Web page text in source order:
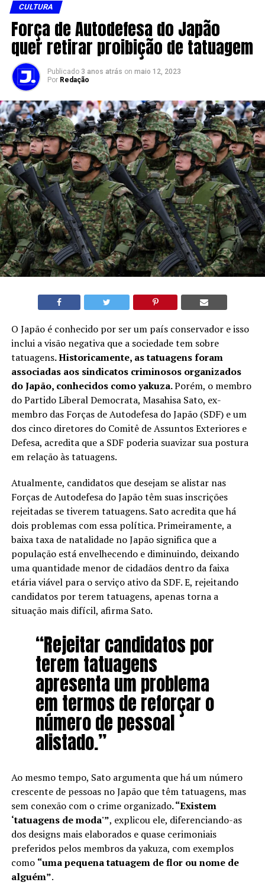
CULTURA
Força de Autodefesa do Japão
quer retirar proibição de tatuagem
Publicado 3 anos atrás on maio 12, 2023
Por Redação
O Japão é conhecido por ser um país conservador e isso
inclui a visão negativa que a sociedade tem sobre
tatuagens. Historicamente, as tatuagens foram
associadas aos sindicatos criminosos organizados
do Japão, conhecidos como yakuza.Porém, o membro
do Partido Liberal Democrata, Masahisa Sato, ex-
membro das Forças de Autodefesa do Japão (SDF) e um
dos cinco diretores do Comitê de Assuntos Exteriores e
Defesa, acredita que a SDF poderia suavizar sua postura
em relação às tatuagens.
Atualmente, candidatos que desejam se alistar nas
Forças de Autodefesa do Japão têm suas inscrições
rejeitadas se tiverem tatuagens. Sato acredita que há
dois problemas com essa política. Primeiramente, a
baixa taxa de natalidade no Japão significa que a
população está envelhecendo e diminuindo, deixando
uma quantidade menor de cidadãos dentro da faixa
etária viável para o serviço ativo da SDF. E, rejeitando
candidatos por terem tatuagens, apenas torna a
situação mais difícil, afirma Sato.
“Rejeitar candidatos por
terem tatuagens
apresenta um problema
em termos de reforçar o
número de pessoal
alistado.”
Ao mesmo tempo, Sato argumenta que há um número
crescente de pessoas no Japão que têm tatuagens, mas
sem conexão com o crime organizado. “Existem
‘tatuagens de moda'”, explicou ele, diferenciando-as
dos designs mais elaborados e quase cerimoniais
preferidos pelos membros da yakuza, com exemplos
como “uma pequena tatuagem de flor ou nome de
alguém”.